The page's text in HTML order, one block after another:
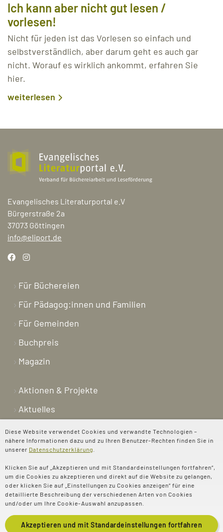
Diese Website verwendet Cookies und verwandte Technologien –
nähere Informationen dazu und zu Ihren Benutzer-Rechten finden Sie in
unserer Datenschutzerklärung
Klicken Sie auf „Akzeptieren und mit Standardeinstellungen fortfahren“,
um die Cookies zu akzeptieren und direkt auf die Website zu gelangen,
oder klicken Sie auf „Einstellungen zu Cookies anzeigen“ für eine
detaillierte Beschreibung der verschiedenen Arten von Cookies
und/oder um Ihre Cookie-Auswahl anzupassen.
Akzeptieren und mit Standardeinstellungen fortfahren
Ich kann aber nicht gut lesen /
vorlesen!
Nicht für jeden ist das Vorlesen so einfach und
selbstverständlich, aber darum geht es auch gar
nicht. Worauf es wirklich ankommt, erfahren Sie
hier.
weiterlesen
Evangelisches Literaturportal e.V
Bürgerstraße 2a
37073 Göttingen
info@eliport.de
Für Büchereien
Für Pädagog:innen und Familien
Für Gemeinden
Buchpreis
Magazin
Aktionen & Projekte
Aktuelles
Newsletter
Shop
Kontakt
Über uns
Spenden